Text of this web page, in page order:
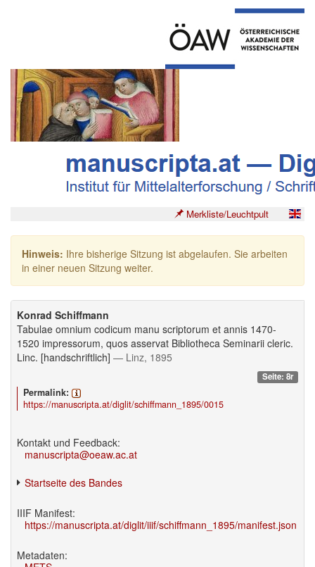
Merkliste/Leuchtpult
Hinweis: Ihre bisherige Sitzung ist abgelaufen. Sie arbeiten
in einer neuen Sitzung weiter.
Konrad Schiffmann
Tabulae omnium codicum manu scriptorum et annis 1470-
1520 impressorum, quos asservat Bibliotheca Seminarii cleric.
Linc. [handschriftlich] — Linz, 1895
Seite: 8r
Permalink:
https://manuscripta.at/diglit/schiffmann_1895/0015
Kontakt und Feedback:
manuscripta@oeaw.ac.at
Startseite des Bandes
IIIF Manifest:
https://manuscripta.at/diglit/iiif/schiffmann_1895/manifest.json
Metadaten: